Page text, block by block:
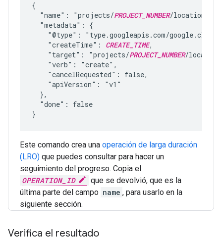
{
  "name": "projects/
PROJECT_NUMBER/locations/
  "metadata": {
"@type": "type.googleapis.com/
    "createTime":
CREATE_TIME,
    "target": "projects/
PROJECT_NUMBER/
    "verb": "create",
    "cancelRequested": false,
    "apiVersion": "v1"
  },
  "done": false
Este comando crea una operación de larga duración
(LRO) que puedes consultar para hacer un
seguimiento del progreso. Copia el
OPERATION_ID
que se devolvió, que es la
última parte del campo name , para usarlo en la
siguiente sección.
Verifica el resultado